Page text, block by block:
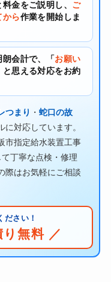
金をご説明し、 ご
から作業を開始しま
会計で、「 お願い
と思える対応をお約
つまり ・ 蛇口の故
に対応しています。
市指定給水装置工事
丁寧な点検・修理
際はお気軽にご相談
ださい！
無料 ／